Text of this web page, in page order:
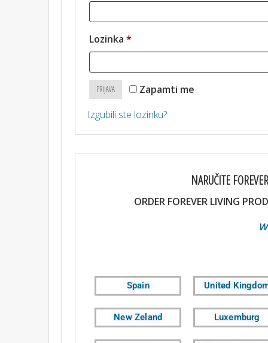
Lozinka *
Zapamti me
PRIJAVA
Izgubili ste lozinku?
NARUČITE
ORDER FOREVER LIVING
Spain
New Zeland
United
Luxemburg